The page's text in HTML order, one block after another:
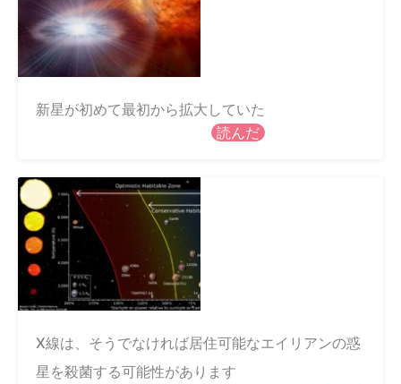
新星が初めて最初から拡大していた
読んだ
X線は、そうでなければ居住可能なエイリアンの惑
星を殺菌する可能性があります